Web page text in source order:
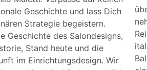
Geschichte und lass Dich
Strategie begeistern.
Geschichte des Salondesigns,
Stand heute und die
im Einrichtungsdesign. Wir